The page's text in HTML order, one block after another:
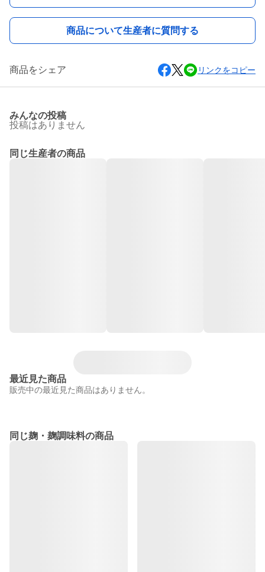
商品について生産者に質問する
商品をシェア リンクをコピー
みんなの投稿
投稿はありません
同じ生産者の商品
最近見た商品
販売中の最近見た商品はありません。
同じ麹・麹調味料の商品